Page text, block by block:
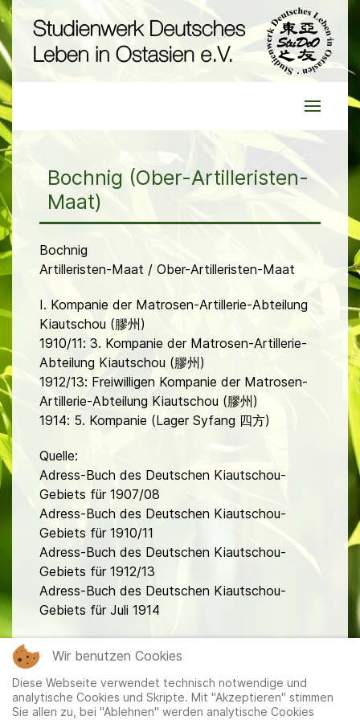
Bochnig (Ober-Artilleristen-
Maat)
Bochnig
Artilleristen-Maat / Ober-Artilleristen-Maat
I. Kompanie der Matrosen-Artillerie-Abteilung
Kiautschou (膠州)
1910/11: 3. Kompanie der Matrosen-Artillerie-
Abteilung Kiautschou (膠州)
1912/13: Freiwilligen Kompanie der Matrosen-
Artillerie-Abteilung Kiautschou (膠州)
1914: 5. Kompanie (Lager Syfang 四方)
Quelle:
Adress-Buch des Deutschen Kiautschou-
Gebiets für 1907/08
Adress-Buch des Deutschen Kiautschou-
Gebiets für 1910/11
Adress-Buch des Deutschen Kiautschou-
Gebiets für 1912/13
Adress-Buch des Deutschen Kiautschou-
Gebiets für Juli 1914
Wir benutzen Cookies
Diese Webseite verwendet technisch notwendige und
analytische Cookies und Skripte. Mit "Akzeptieren" stimmen
Sie allen zu, bei "Ablehnen" werden analytische Cookies